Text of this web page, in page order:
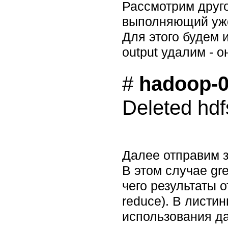
Рассмотрим
выполняющий
Для этого
output удалим -
# hadoop-
Далее отправим
В этом случае
чего результаты
reduce). В
использования